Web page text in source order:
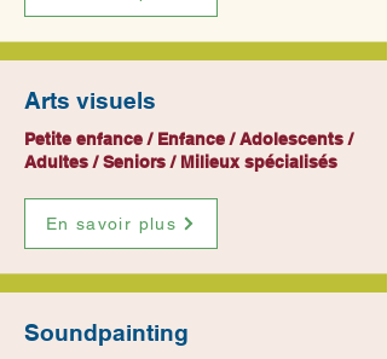
Arts visuels
Petite enfance / Enfance / Adolescents /
Adultes / Seniors / Milieux spécialisés
En savoir plus
Soundpainting